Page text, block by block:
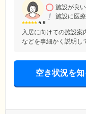
もご自身のペース
居室にはナースコ
そばまで駆け付けま
4.8
施設が良
施設に医
入居に向けての施設
などを事細かく説明し
空き状況を知